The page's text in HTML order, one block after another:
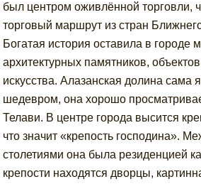
был центром оживлённой торговли,
торговый маршрут из стран
Богатая история оставила в городе
архитектурных памятников,
искусства. Алазанская долина сама
шедевром, она хорошо
Телави. В центре города высится
что значит «крепость господина».
столетиями она была резиденцией
крепости находятся дворцы,